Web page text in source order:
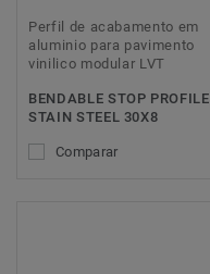
Perfil de acabamento em
aluminio para pavimento
vinilico modular LVT
BENDABLE STOP PROFILE
STAIN STEEL 30X8
Comparar